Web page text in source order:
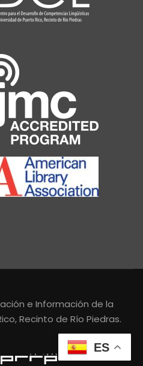
e Información de la
Recinto de Río Piedras.
ES